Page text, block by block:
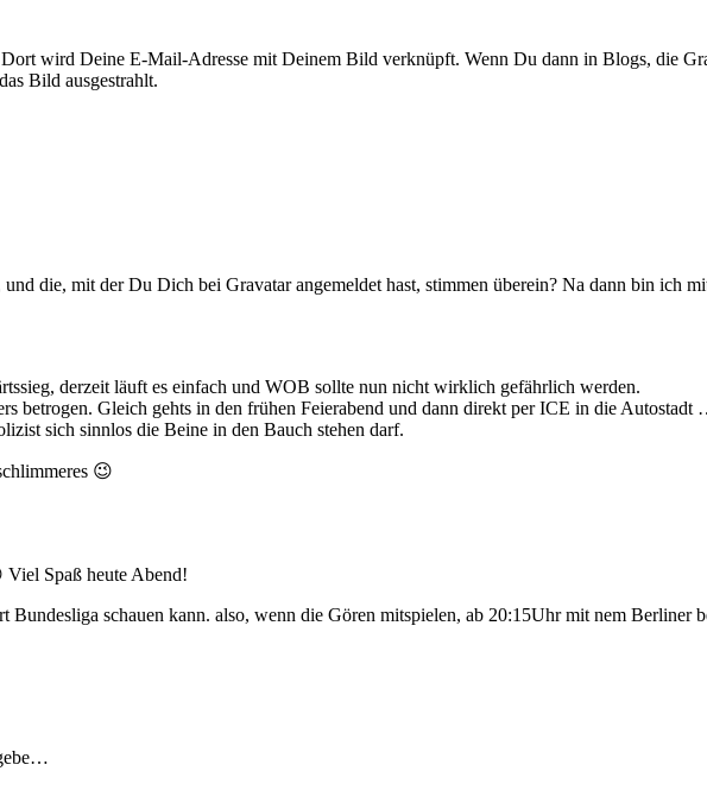
wird Deine E-Mail-Adresse mit Deinem Bild verknüpft. Wenn Du dann in Blogs, die
Bild ausgestrahlt.
die, mit der Du Dich bei Gravatar angemeldet hast, stimmen überein? Na dann bin ich
derzeit läuft es einfach und WOB sollte nun nicht wirklich gefährlich werden.
betrogen. Gleich gehts in den frühen Feierabend und dann direkt per ICE in die Autostadt
sich sinnlos die Beine in den Bauch stehen darf.
😉
Spaß heute Abend!
Bundesliga schauen kann. also, wenn die Gören mitspielen, ab 20:15Uhr mit nem Berliner